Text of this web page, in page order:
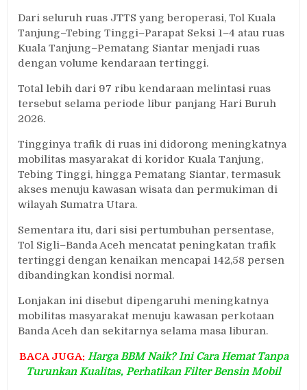
Dari seluruh ruas JTTS yang beroperasi, Tol Kuala
Tanjung–Tebing Tinggi–Parapat Seksi 1–4 atau ruas
Kuala Tanjung–Pematang Siantar menjadi ruas
dengan volume kendaraan tertinggi.
Total lebih dari 97 ribu kendaraan melintasi ruas
tersebut selama periode libur panjang Hari Buruh
2026.
Tingginya trafik di ruas ini didorong meningkatnya
mobilitas masyarakat di koridor Kuala Tanjung,
Tebing Tinggi, hingga Pematang Siantar, termasuk
akses menuju kawasan wisata dan permukiman di
wilayah Sumatra Utara.
Sementara itu, dari sisi pertumbuhan persentase,
Tol Sigli–Banda Aceh mencatat peningkatan trafik
tertinggi dengan kenaikan mencapai 142,58 persen
dibandingkan kondisi normal.
Lonjakan ini disebut dipengaruhi meningkatnya
mobilitas masyarakat menuju kawasan perkotaan
Banda Aceh dan sekitarnya selama masa liburan.
BACA JUGA: Harga BBM Naik? Ini Cara Hemat Tanpa
Turunkan Kualitas, Perhatikan Filter Bensin Mobil